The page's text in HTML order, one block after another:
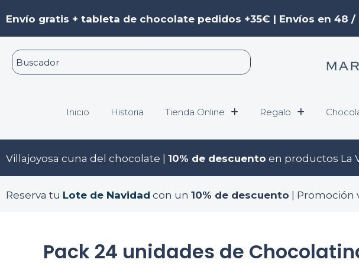
al
contenido
Envío gratis + tableta de chocolate pedidos +35€ | Envíos en 48 /
Inicio Historia Tienda Online Regalo
Villajoyosa cuna del chocolate | 10% de descuento en productos La
Reserva tu Lote de Navidad con un 10% de descuento | Promoción
Pack 24 unidades de